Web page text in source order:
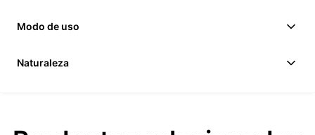
Modo de uso
Naturaleza